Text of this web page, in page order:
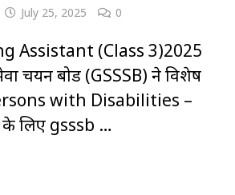
July 25, 2025 0
Assistant (Class 3)2025
चयन बोर्ड (GSSSB) ने विशेष
with Disabilities –
के लिए gsssb …